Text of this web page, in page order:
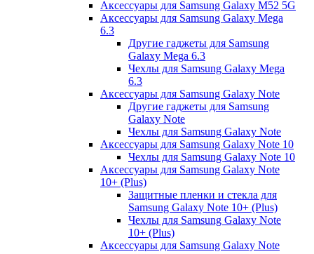
Аксессуары для Samsung Galaxy M52 5G
Аксессуары для Samsung Galaxy Mega
6.3
Другие гаджеты для Samsung
Galaxy Mega 6.3
Чехлы для Samsung Galaxy Mega
6.3
Аксессуары для Samsung Galaxy Note
Другие гаджеты для Samsung
Galaxy Note
Чехлы для Samsung Galaxy Note
Аксессуары для Samsung Galaxy Note 10
Чехлы для Samsung Galaxy Note 10
Аксессуары для Samsung Galaxy Note
10+ (Plus)
Защитные пленки и стекла для
Samsung Galaxy Note 10+ (Plus)
Чехлы для Samsung Galaxy Note
10+ (Plus)
Аксессуары для Samsung Galaxy Note